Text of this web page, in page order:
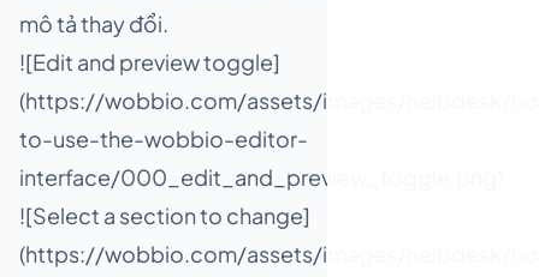
mô tả thay đổi.
![Edit and preview toggle]
(https://wobbio.com/assets/images/helpdesk/
to-use-the-wobbio-editor-
interface/000_edit_and_preview_toggle.png)
![Select a section to change]
(https://wobbio.com/assets/images/helpdesk/